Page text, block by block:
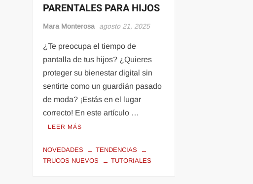
PARENTALES PARA HIJOS
Mara Monterosa agosto 21, 2025
¿Te preocupa el tiempo de
pantalla de tus hijos? ¿Quieres
proteger su bienestar digital sin
sentirte como un guardián pasado
de moda? ¡Estás en el lugar
correcto! En este artículo …
LEER MÁS
NOVEDADES
TENDENCIAS
TRUCOS NUEVOS
TUTORIALES